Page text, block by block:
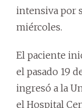
intensiva por
miércoles.
El paciente
el pasado 19
ingresó a la
el Hospital